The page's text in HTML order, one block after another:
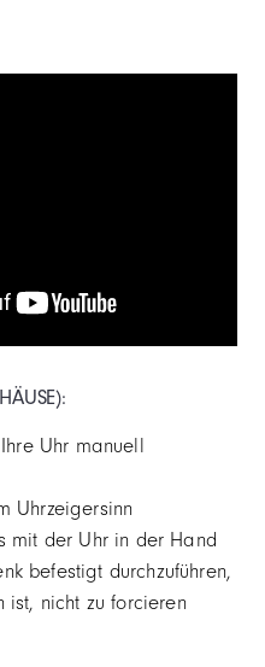
Uhr manuell
Uhrzeigersinn
mit der Uhr in der Hand
befestigt durchzuführen,
nicht zu forcieren